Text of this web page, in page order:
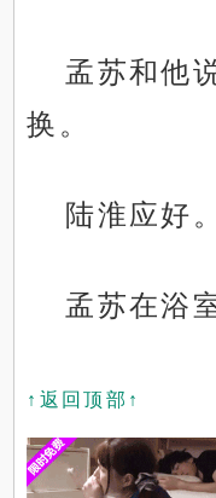
孟苏和他
换。
陆淮应好。
孟苏在浴
↑返回顶部↑